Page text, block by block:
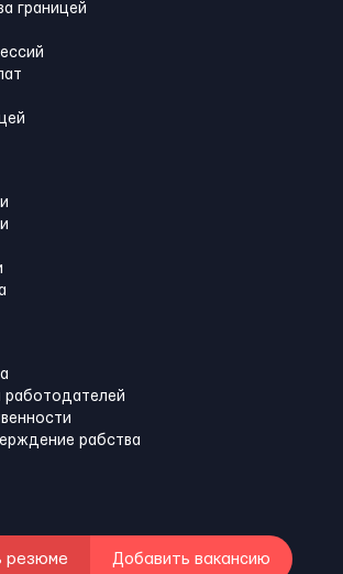
границей
работодателей
рабства
резюме Добавить вакансию